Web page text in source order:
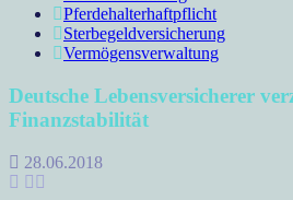
Pferdehalterhaftpflicht
Sterbegeldversicherung
Vermögensverwaltung
Deutsche Lebensversicherer
Finanzstabilität
28.06.2018